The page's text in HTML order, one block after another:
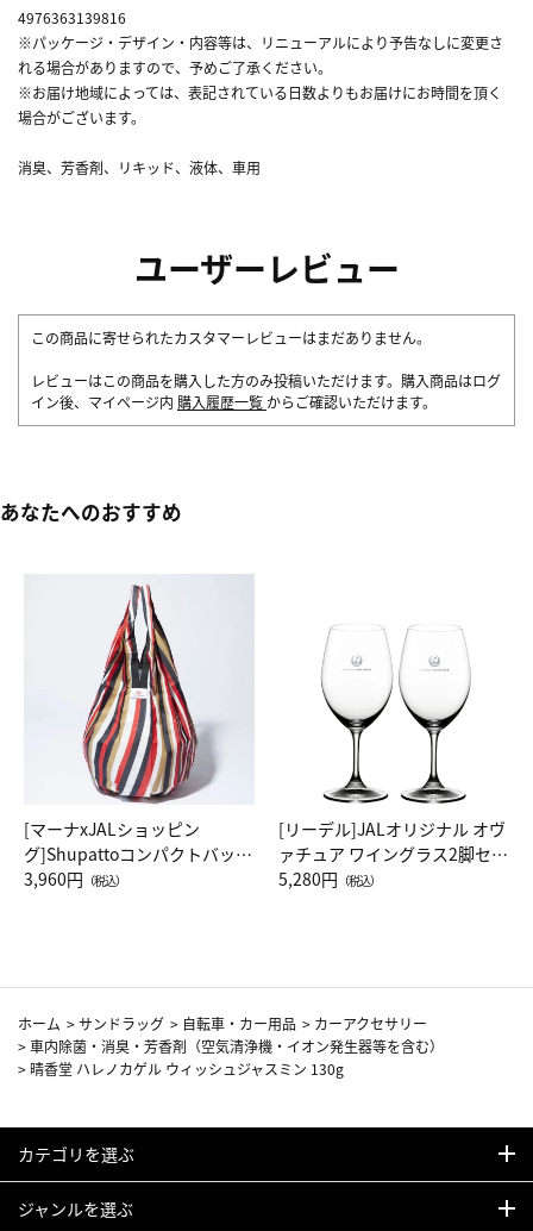
4976363139816
※パッケージ・デザイン・内容等は、リニューアルにより予告なしに変更さ
れる場合がありますので、予めご了承ください。
※お届け地域によっては、表記されている日数よりもお届けにお時間を頂く
場合がございます。
消臭、芳香剤、リキッド、液体、車用
ユーザーレビュー
この商品に寄せられたカスタマーレビューはまだありません。
レビューはこの商品を購入した方のみ投稿いただけます。購入商品はログ
イン後、マイページ内 購入履歴一覧 からご確認いただけます。
あなたへのおすすめ
[マーナxJALショッピン
グ]Shupattoコンパクトバッグ
Drop JAL客室乗務員（LC）ス
3,960円 （税込）
[リーデル]JALオリジナル オヴ
ァチュア ワイングラス2脚セッ
ト（レッドワイン）
5,280円 （税込）
ホーム >サンドラッグ > 自転車・カー用品 > カーアクセサリー
>車内除菌・消臭・芳香剤（空気清浄機・イオン発生器等を含む）
> 晴香堂 ハレノカゲル ウィッシュジャスミン 130g
カテゴリを選ぶ
ジャンルを選ぶ